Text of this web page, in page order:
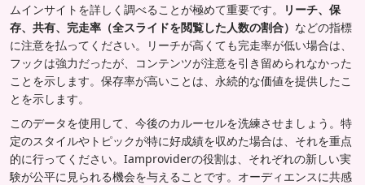
ムインサイトを詳しく調べることが極めて重要です。
リーチ、保
存、共有、完走率（全スライドを閲覧した人数の割合） などの指標
に注意を払ってください。リーチが高くても完走率が低い場合は、
フックは強力だったが、コンテンツが注意を引き留められなかった
ことを示します。保存率が高いことは、永続的な価値を提供したこ
とを示します。
このデータを使用して、今後のカルーセルを洗練させましょう。特
定のスタイルやトピックが特に好成績を収めた場合は、それを重点
的に行ってください。Iamproviderの役割は、それぞれの新しい実
験が公平に見られる機会を与えることです。オーディエンスに共感